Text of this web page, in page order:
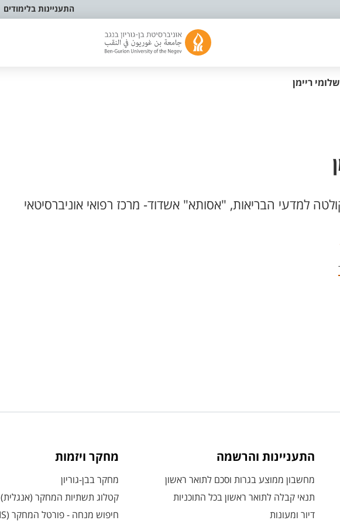
התעניינות בלימודים
שלומי ריימן
למדעי הבריאות, "אסותא" אשדוד- מרכז רפואי אוניברסיטאי
התעניינות והרשמה
מחשבון ממוצע בגרות וסכם לתואר ראשון
תנאי קבלה לתואר ראשון בכל התוכניות
דיור ומעונות
מחקר ויזמות
מחקר בבן-גוריון
קטלוג תשתיות המחקר (אנגלית)
חיפוש מנחה - פורטל המחקר (CRIS)